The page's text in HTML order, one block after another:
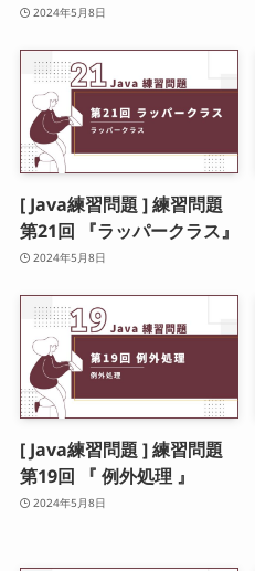
2024年5月8日
[ Java練習問題 ] 練習問題
第21回 『ラッパークラス』
2024年5月8日
[ Java練習問題 ] 練習問題
第19回 『 例外処理 』
2024年5月8日